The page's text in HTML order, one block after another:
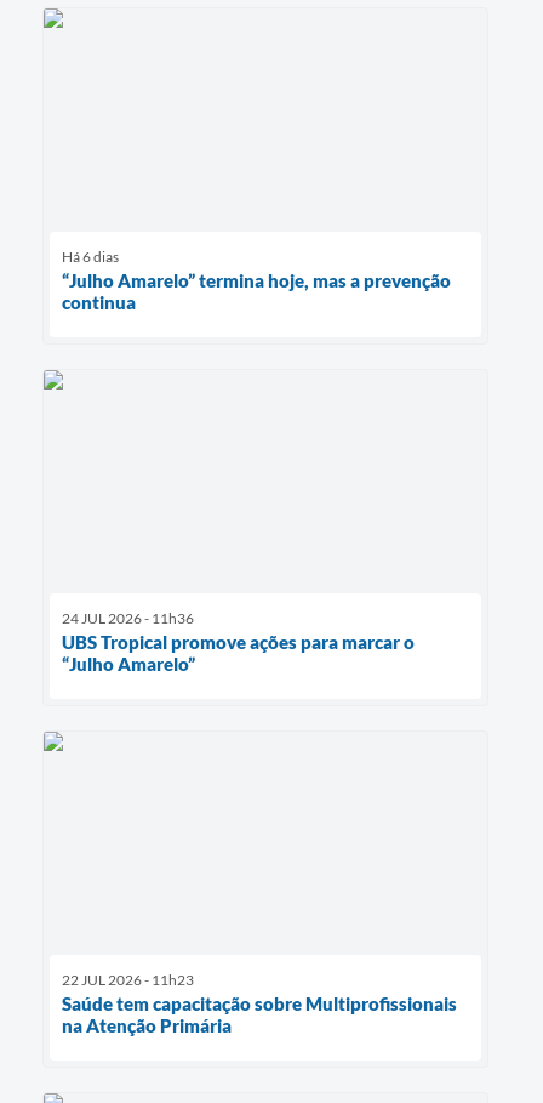
Há 6 dias
“Julho Amarelo” termina hoje, mas a prevenção
continua
24 JUL 2026 - 11h36
UBS Tropical promove ações para marcar o
“Julho Amarelo”
22 JUL 2026 - 11h23
Saúde tem capacitação sobre Multiprofissionais
na Atenção Primária